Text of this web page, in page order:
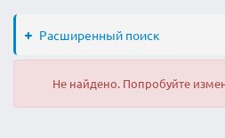
Расширенный поиск
Не найдено. Попробуйте